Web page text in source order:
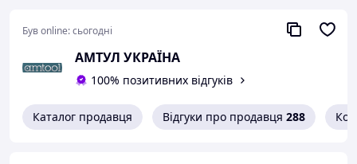
D2: 14.1 мм,
T: 9 мм,
вага: 15 г,
Вироблено компанією BAHCO (Швеція)
Був online:сьогодні
АМТУЛ УКРАЇНА
100% позитивних відгуків
Каталог продавця Відгуки про продавця 288